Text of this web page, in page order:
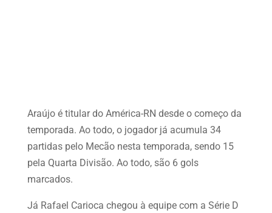
Araújo é titular do América-RN desde o começo da
temporada. Ao todo, o jogador já acumula 34
partidas pelo Mecão nesta temporada, sendo 15
pela Quarta Divisão. Ao todo, são 6 gols
marcados.
Já Rafael Carioca chegou à equipe com a Série D